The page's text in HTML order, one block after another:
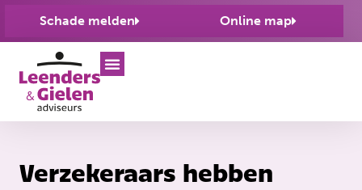
Schade melden Online map
Verzekeraars hebben